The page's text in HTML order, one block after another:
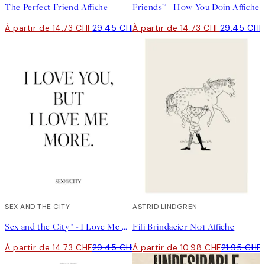
The Perfect Friend Affiche
À partir de 14.73 CHF29.45 CHF
Friends™ - How You Doin Affiche
À partir de 14.73 CHF29.45 CHF
50%*
SEX AND THE CITY
Sex and the City™ - I Love Me More Affiche
À partir de 14.73 CHF29.45 CHF
50%*
ASTRID LINDGREN
Fifi Brindacier No1 Affiche
À partir de 10.98 CHF21.95 CHF